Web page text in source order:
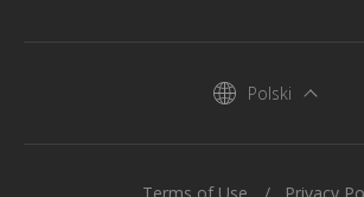
Polski